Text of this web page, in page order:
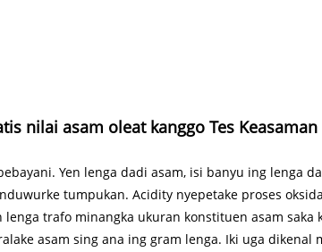
nilai asam oleat kanggo Tes
Yen lenga dadi asam, isi banyu ing lenga
tumpukan. Acidity nyepetake proses
lenga trafo minangka ukuran konstituen asam
asam sing ana ing gram lenga. Iki uga dikenal